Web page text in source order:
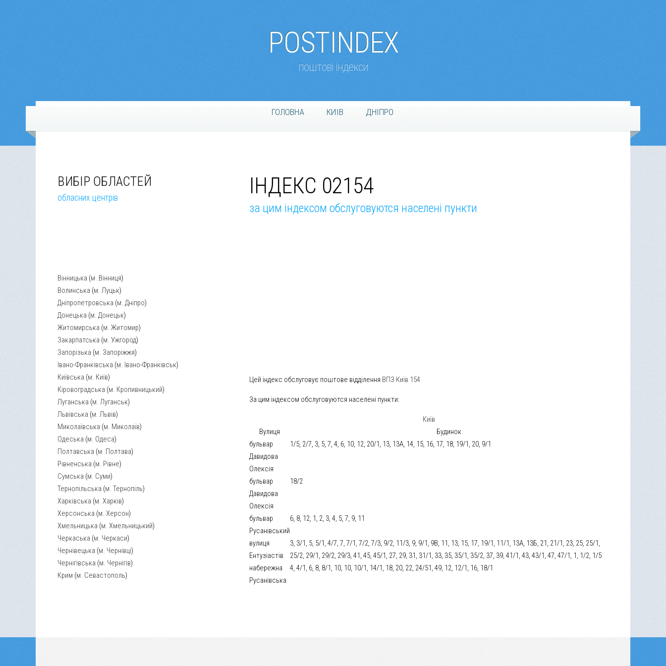
POSTINDEX
поштові індекси
ГОЛОВНА КИІВ ДНІПРО
ВИБІР ОБЛАСТЕЙ
обласних центрів
Вінницька (м .Вінниця)
Волинська (м. Луцьк)
Дніпропетровська (м. Дніпро)
Донецька (м. Донецьк)
Житомирська (м. Житомир)
Закарпатська (м. Ужгород)
Запорізька (м. Запоріжжя)
Івано-Франківська (м. Івано-Франківськ)
Київська (м. Київ)
Кіровоградська (м. Кропивницький)
Луганська (м. Луганськ)
Львівська (м. Львів)
Миколаївська (м. Миколаїв)
Одеська (м. Одеса)
Полтавська (м. Полтава)
Рівненська (м. Рівне)
Сумська (м. Суми)
Тернопільська (м. Тернопіль)
Харківська (м. Харків)
Херсонська (м. Херсон)
Хмельницька (м. Хмельницький)
Черкаська (м. Черкаси)
Чернівецька (м. Чернівці)
Чернігівська (м. Чернігів)
Крим (м. Севастополь)
ІНДЕКС 02154
за цим індексом обслуговуются населені пункти
Цей індекс обслуговує поштове відділення ВПЗ Київ 154
За цим індексом обслуговуются населені пункти:
Київ
Вулиця
Будинок
бульвар
Давидова
Олексія
1/5, 2/7, 3, 5, 7, 4, 6, 10, 12, 20/1, 13, 13А, 14, 15, 16, 17, 18, 19/1, 20, 9/1
бульвар
Давидова
Олексія
18/2
бульвар
Русанівський
6, 8, 12, 1, 2, 3, 4, 5, 7, 9, 11
вулиця
Ентузіастів
3, 3/1, 5, 5/1, 4/7, 7, 7/1, 7/2, 7/3, 9/2, 11/3, 9, 9/1, 9В, 11, 13, 15, 17, 19/1, 11/1, 13А, 13Б, 21, 21/1, 23, 25, 25/1,
25/2, 29/1, 29/2, 29/3, 41, 45, 45/1, 27, 29, 31, 31/1, 33, 35, 35/1, 35/2, 37, 39, 41/1, 43, 43/1, 47, 47/1, 1, 1/2, 1/5
набережна
Русанівська
4, 4/1, 6, 8, 8/1, 10, 10, 10/1, 14/1, 18, 20, 22, 24/51, 49, 12, 12/1, 16, 18/1